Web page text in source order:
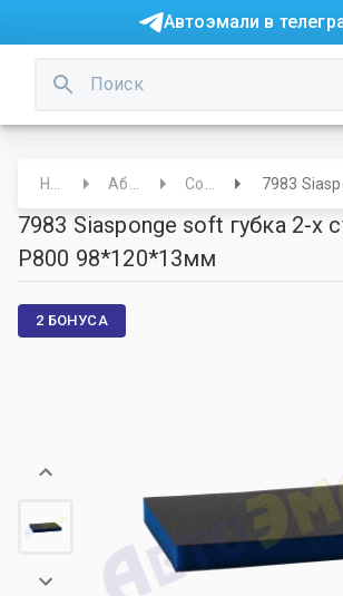
Автоэмали в
7983 Siasponge soft губка 2-х
Р800 98*120*13мм
2 БОНУСА